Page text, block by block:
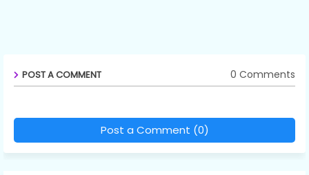
POST A COMMENT 0 Comments
Post a Comment (0)